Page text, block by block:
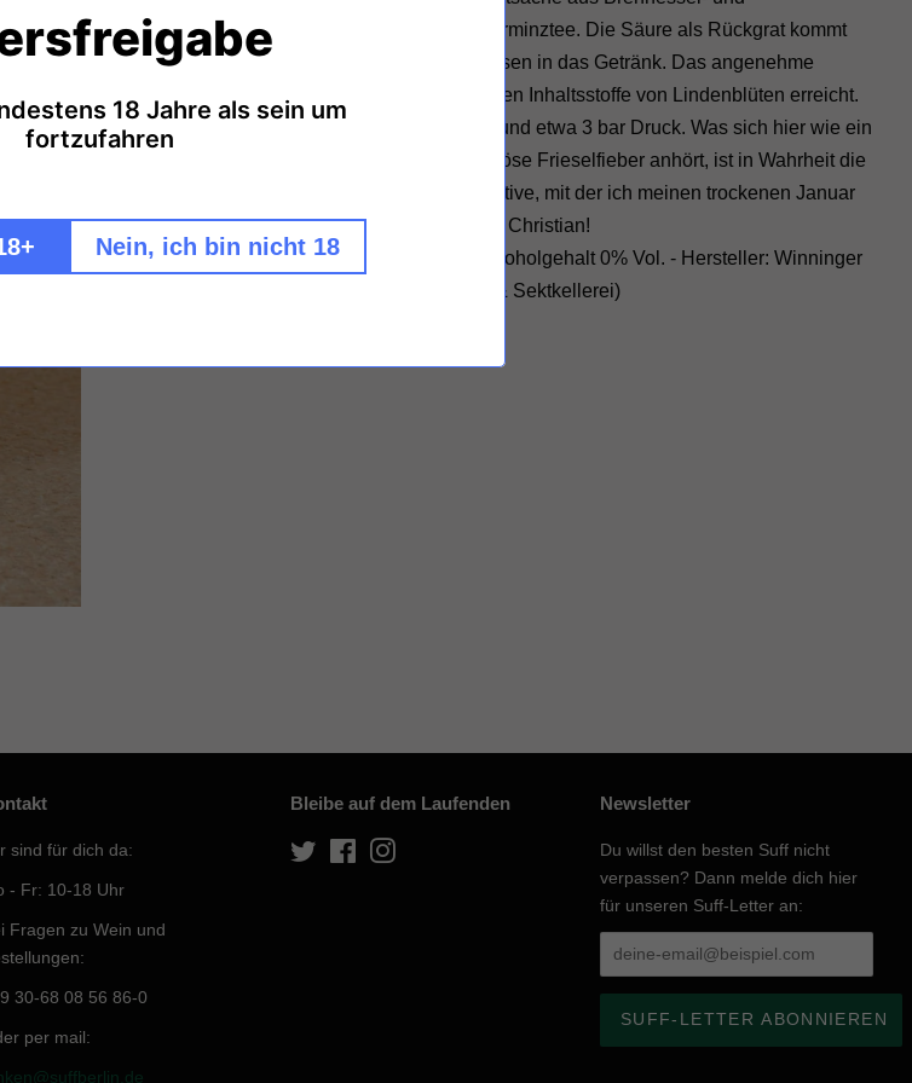
Brombeerblättern sowie Melissen- und Pfefferminztee. Die Säure als Rückgrat kommt
durch naturtrüben Apfelsaft von Streuobstwiesen in das Getränk. Das angenehme
Mundgefühl wird vor allem über die ätherischen Inhaltsstoffe von Lindenblüten erreicht.
Hinzu kommen fermentierter Knollensellerie und etwa 3 bar Druck. Was sich hier wie ein
mittelalterliches Stärkungsmittel gegen das böse Frieselfieber anhört, ist in Wahrheit die
frische, kräuterige und komplexe Weinalternative, mit der ich meinen trockenen Januar
bestreiten werde. Beste Grüße euer Suffkopp Christian!
Geschmack: trocken - Füllmenge: 750ml - Alkoholgehalt 0% Vol. - Hersteller: Winninger
Sektmanufaktur von Canal / Kloss (Weingut & Sektkellerei)
sind für dich da:
- Fr: 10-18 Uhr
Fragen zu Wein und
30-68 08 56 86-0
per mail:
Bleibe auf dem Laufenden
Twitter Facebook
Newsletter
Du willst den besten Suff nicht
verpassen? Dann melde dich hier
für unseren Suff-Letter an:
18 Jahre als sein um
fortzufahren
Nein, ich bin nicht 18